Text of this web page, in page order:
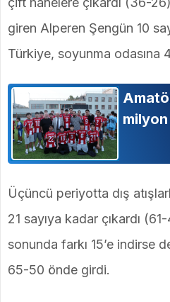
giren Alperen Şengün 10
Türkiye, soyunma odasına
Üçüncü periyotta dış
21 sayıya kadar çıkardı
sonunda farkı 15’e indirse
65-50 önde girdi.